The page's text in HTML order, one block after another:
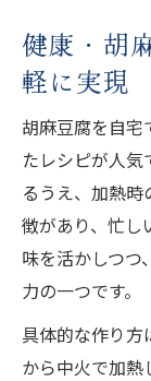
健康・胡
軽に実現
胡麻豆腐を自宅
たレシピが人気
るうえ、加熱
徴があり、忙し
味を活かしつつ
力の一つです。
具体的な作り方
から中火で加